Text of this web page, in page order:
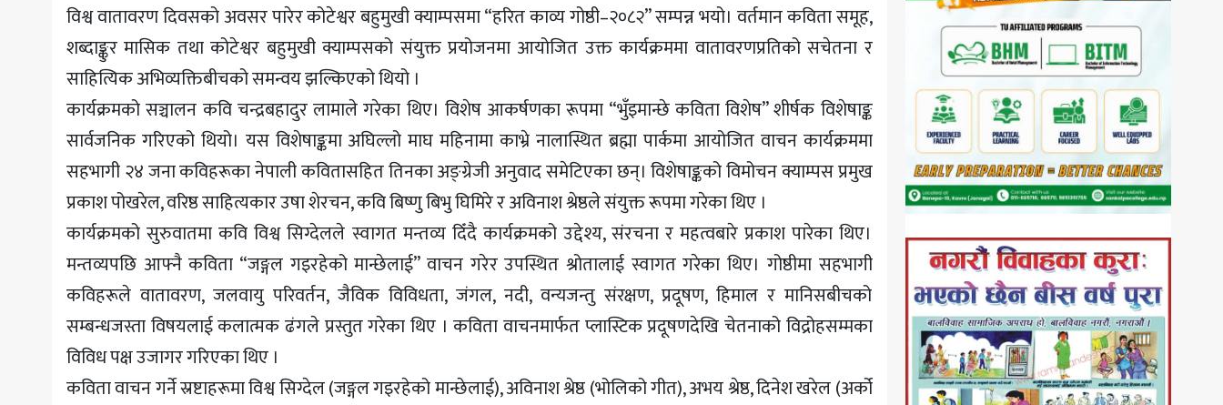
विश्व वातावरण दिवसको अवसर पारेर कोटेश्वर बहुमुखी क्याम्पसमा “हरित काव्य गोष्ठी–२०८२” सम्पन्न भयो। वर्तमान कविता समूह,
शब्दाङ्कुर मासिक तथा कोटेश्वर बहुमुखी क्याम्पसको संयुक्त प्रयोजनमा आयोजित उक्त कार्यक्रममा वातावरणप्रतिको सचेतना र
साहित्यिक अभिव्यक्तिबीचको समन्वय झल्किएको थियो ।
कार्यक्रमको सञ्चालन कवि चन्द्रबहादुर लामाले गरेका थिए। विशेष आकर्षणका रूपमा “भुँइमान्छे कविता विशेष” शीर्षक विशेषाङ्क
सार्वजनिक गरिएको थियो। यस विशेषाङ्कमा अघिल्लो माघ महिनामा काभ्रे नालास्थित ब्रह्मा पार्कमा आयोजित वाचन कार्यक्रममा
सहभागी २४ जना कविहरूका नेपाली कवितासहित तिनका अङ्ग्रेजी अनुवाद समेटिएका छन्। विशेषाङ्कको विमोचन क्याम्पस प्रमुख
प्रकाश पोखरेल, वरिष्ठ साहित्यकार उषा शेरचन, कवि बिष्णु बिभु घिमिरे र अविनाश श्रेष्ठले संयुक्त रूपमा गरेका थिए ।
कार्यक्रमको सुरुवातमा कवि विश्व सिग्देलले स्वागत मन्तव्य दिँदै कार्यक्रमको उद्देश्य, संरचना र महत्वबारे प्रकाश पारेका थिए।
मन्तव्यपछि आफ्नै कविता “जङ्गल गइरहेको मान्छेलाई” वाचन गरेर उपस्थित श्रोतालाई स्वागत गरेका थिए। गोष्ठीमा सहभागी
कविहरूले वातावरण, जलवायु परिवर्तन, जैविक विविधता, जंगल, नदी, वन्यजन्तु संरक्षण, प्रदूषण, हिमाल र मानिसबीचको
सम्बन्धजस्ता विषयलाई कलात्मक ढंगले प्रस्तुत गरेका थिए । कविता वाचनमार्फत प्लास्टिक प्रदूषणदेखि चेतनाको विद्रोहसम्मका
विविध पक्ष उजागर गरिएका थिए ।
कविता वाचन गर्ने स्रष्टाहरूमा विश्व सिग्देल (जङ्गल गइरहेको मान्छेलाई), अविनाश श्रेष्ठ (भोलिको गीत), अभय श्रेष्ठ, दिनेश खरेल (अर्को